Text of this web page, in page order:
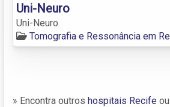
Uni-Neuro
Uni-Neuro
Tomografia e Ressonância em
» Encontra outros hospitais Recife